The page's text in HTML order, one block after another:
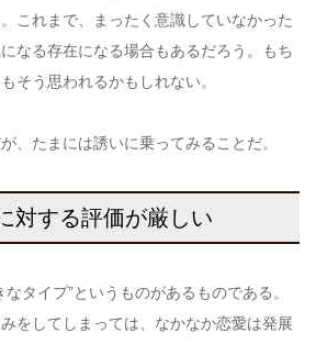
これまで、まったく意識していなかった
なる存在になる場合もあるだろう。もち
そう思われるかもしれない。
、たまには誘いに乗ってみることだ。
対する評価が厳しい
タイプ”というものがあるものである。
をしてしまっては、なかなか恋愛は発展